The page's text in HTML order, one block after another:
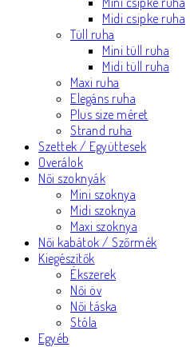
Midi csipke ruha
Tüll ruha
Mini tüll ruha
Midi tüll ruha
Maxi ruha
Elegáns ruha
Plus size méret
Strand ruha
Szettek / Együttesek
Overálok
Női szoknyák
Mini szoknya
Midi szoknya
Maxi szoknya
Női kabátok / Szőrmék
Kiegészítők
Ékszerek
Női öv
Női táska
Stóla
Egyéb